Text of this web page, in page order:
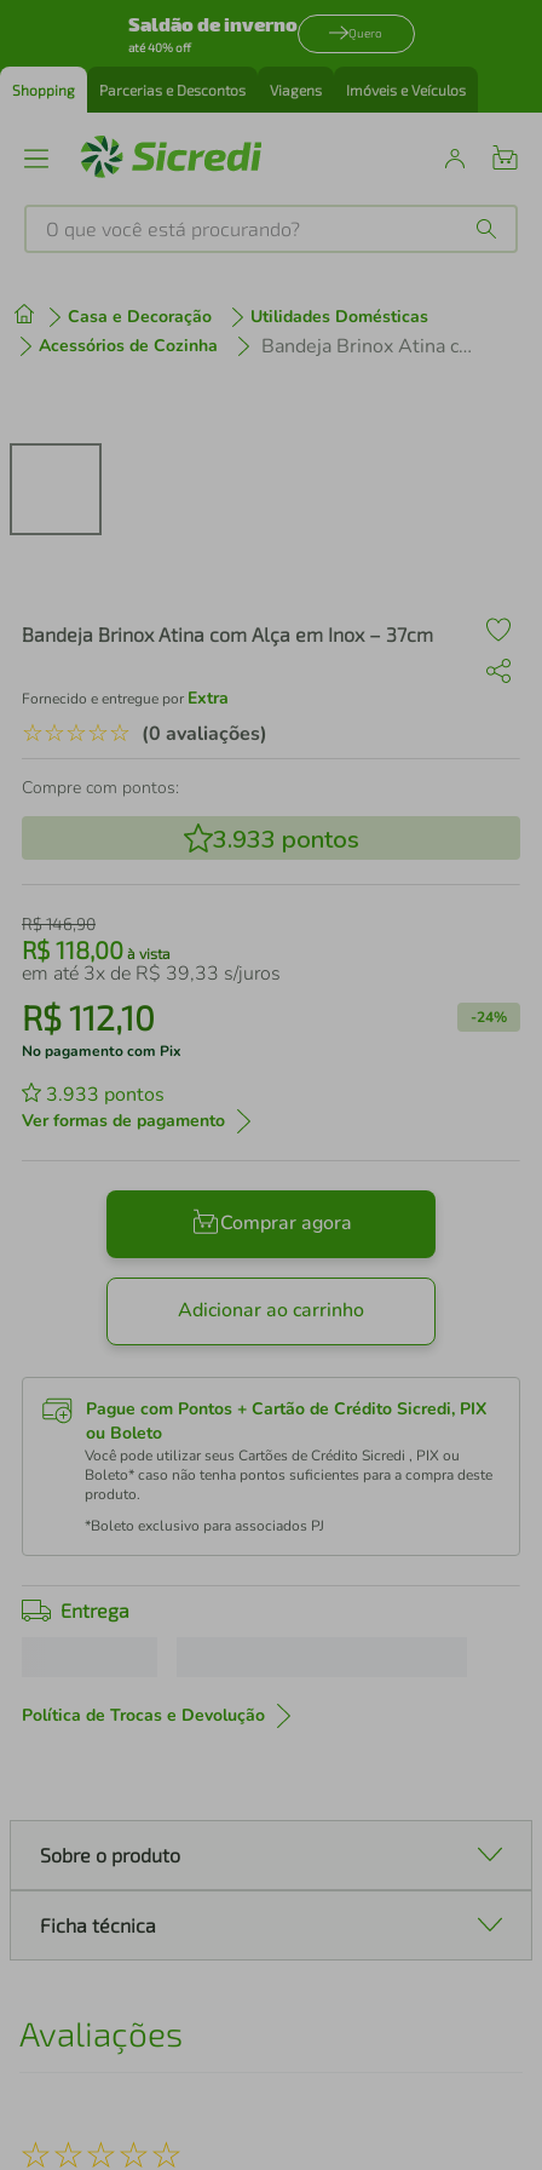
Saldão de inverno
até 40% off
Quero
Shopping Parcerias e Descontos Viagens Imóveis e Veículos
O que você está procurando?
Casa e Decoração
Utilidades Domésticas
Acessórios de Cozinha
Bandeja Brinox Atina com Alça em Inox – 37cm
Bandeja Brinox Atina com Alça em Inox – 37cm
Fornecido e entregue por Extra
☆☆☆☆☆ (0 avaliações)
Compre com pontos:
3.933 pontos
R$146,90
R$ 118,00 à vista
em até 3x de R$ 39,33 s/juros
R$112,10 -24%
No pagamento com Pix
3.933 pontos
Ver formas de pagamento
Comprar agora
Adicionar ao carrinho
Pague com Pontos + Cartão de Crédito Sicredi, PIX
ou Boleto
Você pode utilizar seus Cartões de Crédito Sicredi , PIX ou
Boleto* caso não tenha pontos suficientes para a compra deste
produto.
*Boleto exclusivo para associados PJ
Entrega
Política de Trocas e Devolução
Sobre o produto
Ficha técnica
Avaliações
☆☆☆☆☆
1º tenis